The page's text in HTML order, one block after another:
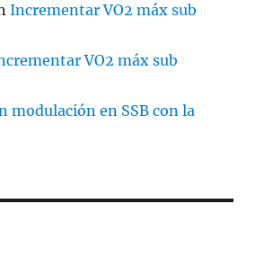
Incrementar VO2 máx sub
VO2 máx sub
modulación en SSB con la